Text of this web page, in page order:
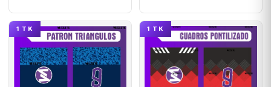
1 TK 1 TK